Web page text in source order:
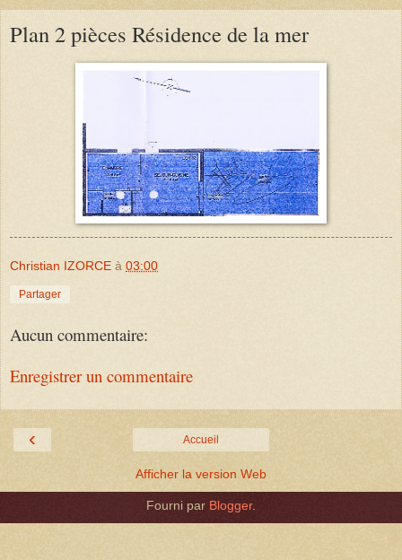
Plan 2 pièces Résidence de la mer
Christian IZORCE à 03:00
Partager
Aucun commentaire:
Enregistrer un commentaire
‹ Accueil
Afficher la version Web
Fourni par Blogger.